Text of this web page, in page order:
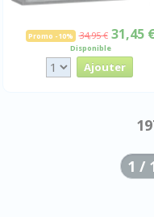
Promo -10% 34,95 € 31,45 €
Disponible
1 /